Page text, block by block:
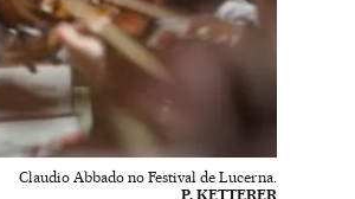
Claudio Abbado no Festival de Lucerna.
P. KETTERER